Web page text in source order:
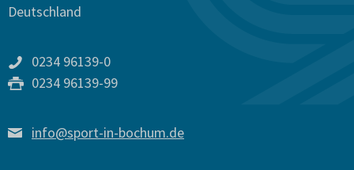
Deutschland
0234 96139-0
0234 96139-99
info@sport-in-bochum.de